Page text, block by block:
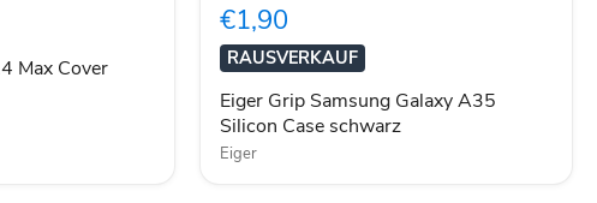
Max Cover
A35
Silicon
Case
schwarz
€1,90
RAUSVERKAUF
Eiger Grip Samsung Galaxy A35
Silicon Case schwarz
Eiger